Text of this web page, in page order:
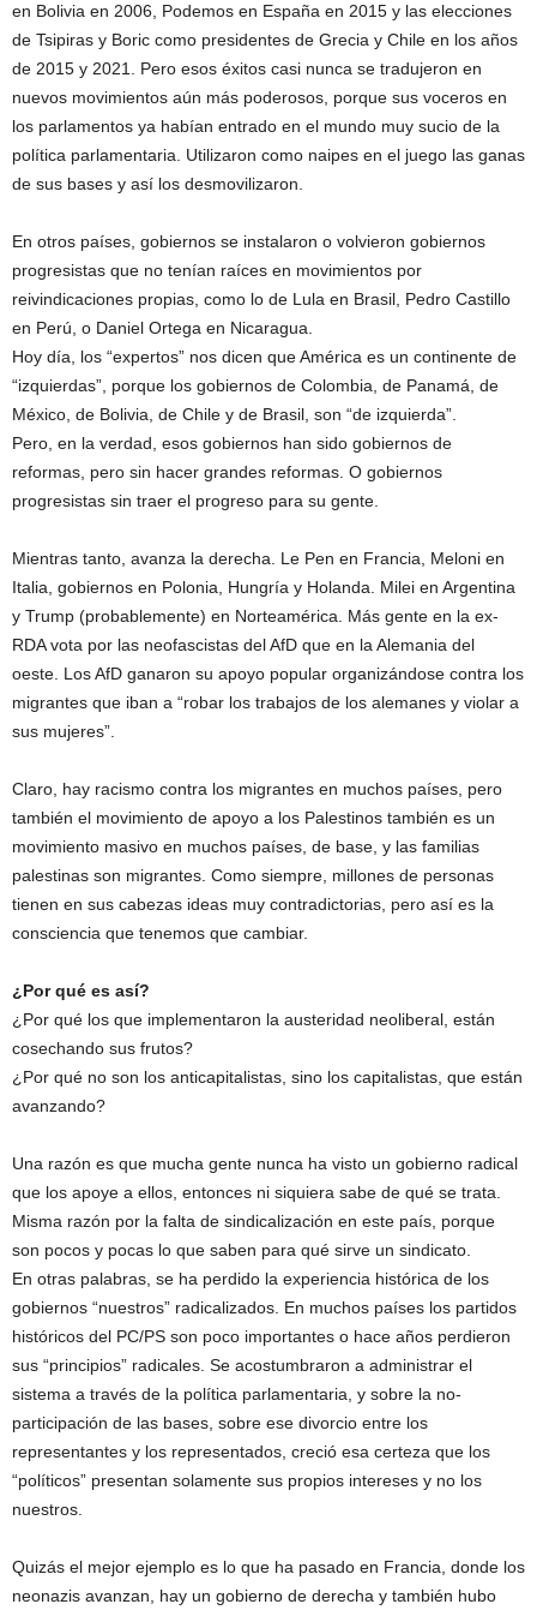
en Bolivia en 2006, Podemos en España en 2015 y las elecciones
de Tsipiras y Boric como presidentes de Grecia y Chile en los años
de 2015 y 2021. Pero esos éxitos casi nunca se tradujeron en
nuevos movimientos aún más poderosos, porque sus voceros en
los parlamentos ya habían entrado en el mundo muy sucio de la
política parlamentaria. Utilizaron como naipes en el juego las ganas
de sus bases y así los desmovilizaron.
En otros países, gobiernos se instalaron o volvieron gobiernos
progresistas que no tenían raíces en movimientos por
reivindicaciones propias, como lo de Lula en Brasil, Pedro Castillo
en Perú, o Daniel Ortega en Nicaragua.
Hoy día, los “expertos” nos dicen que América es un continente de
“izquierdas”, porque los gobiernos de Colombia, de Panamá, de
México, de Bolivia, de Chile y de Brasil, son “de izquierda”.
Pero, en la verdad, esos gobiernos han sido gobiernos de
reformas, pero sin hacer grandes reformas. O gobiernos
progresistas sin traer el progreso para su gente.
Mientras tanto, avanza la derecha. Le Pen en Francia, Meloni en
Italia, gobiernos en Polonia, Hungría y Holanda. Milei en Argentina
y Trump (probablemente) en Norteamérica. Más gente en la ex-
RDA vota por las neofascistas del AfD que en la Alemania del
oeste. Los AfD ganaron su apoyo popular organizándose contra los
migrantes que iban a “robar los trabajos de los alemanes y violar a
sus mujeres”.
Claro, hay racismo contra los migrantes en muchos países, pero
también el movimiento de apoyo a los Palestinos también es un
movimiento masivo en muchos países, de base, y las familias
palestinas son migrantes. Como siempre, millones de personas
tienen en sus cabezas ideas muy contradictorias, pero así es la
consciencia que tenemos que cambiar.
¿Por qué es así?
¿Por qué los que implementaron la austeridad neoliberal, están
cosechando sus frutos?
¿Por qué no son los anticapitalistas, sino los capitalistas, que están
avanzando?
Una razón es que mucha gente nunca ha visto un gobierno radical
que los apoye a ellos, entonces ni siquiera sabe de qué se trata.
Misma razón por la falta de sindicalización en este país, porque
son pocos y pocas lo que saben para qué sirve un sindicato.
En otras palabras, se ha perdido la experiencia histórica de los
gobiernos “nuestros” radicalizados. En muchos países los partidos
históricos del PC/PS son poco importantes o hace años perdieron
sus “principios” radicales. Se acostumbraron a administrar el
sistema a través de la política parlamentaria, y sobre la no-
participación de las bases, sobre ese divorcio entre los
representantes y los representados, creció esa certeza que los
“políticos” presentan solamente sus propios intereses y no los
nuestros.
Quizás el mejor ejemplo es lo que ha pasado en Francia, donde los
neonazis avanzan, hay un gobierno de derecha y también hubo